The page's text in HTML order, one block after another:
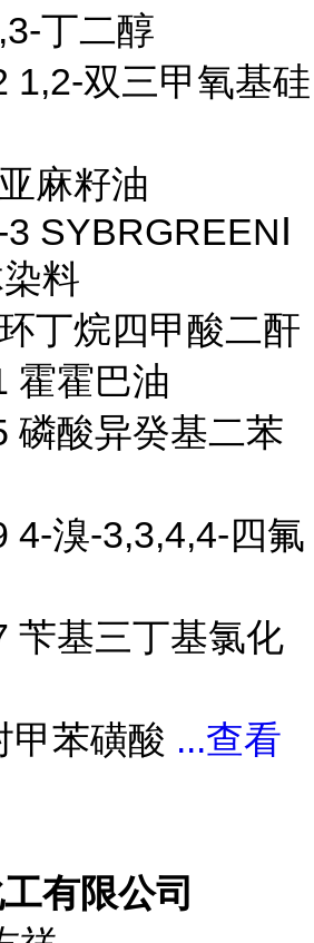
丁二醇
1,2-双三甲氧基硅
麻籽油
SYBRGREENⅠ
料
丁烷四甲酸二酐
霍霍巴油
磷酸异癸基二苯
4-溴-3,3,4,4-四氟
苄基三丁基氯化
甲苯磺酸 ...查看
有限公司